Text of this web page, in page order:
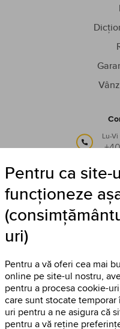
Lu-Vi
sau
Pentru ca site-
funcționeze
uri)
Pentru a vă oferi cea mai
online pe site-ul nostru,
pentru a procesa cookie-
care sunt stocate
uri pentru a ne asigura că
pentru a vă reține